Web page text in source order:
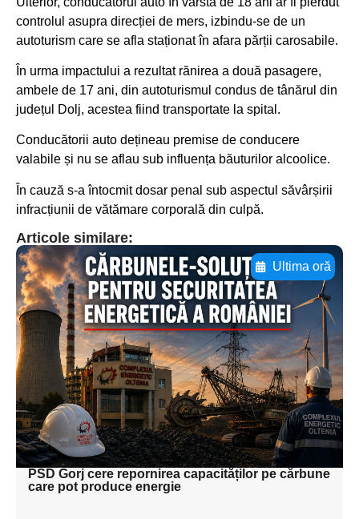
controlul asupra direcției de mers, izbindu-se de un
autoturism care se afla staționat în afara părții carosabile.
În urma impactului a rezultat rănirea a două pasagere,
ambele de 17 ani, din autoturismul condus de tânărul din
județul Dolj, acestea fiind transportate la spital.
Conducătorii auto dețineau premise de conducere
valabile și nu se aflau sub influența băuturilor alcoolice.
În cauză s-a întocmit dosar penal sub aspectul săvârșirii
infracțiunii de vătămare corporală din culpă.
Articole similare:
Ultima oră
Adaugă aici textul pentru
subtitluAdaugă aici
textul pentru
subtitluAdaugă aici
textul pentru
subtitluAdaugă aici
textul pentru subti
PSD Gorj cere repornirea capacităților pe cărbune
care pot produce energie